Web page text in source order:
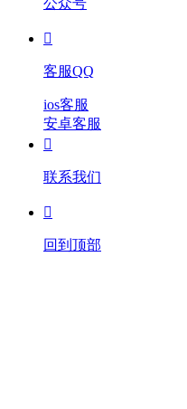
公众号

客服QQ
ios客服
安卓客服

联系我们

回到顶部